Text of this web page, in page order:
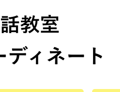
教室
ィネート